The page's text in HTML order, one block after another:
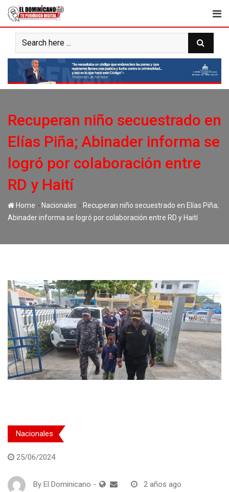
Skip
content
Recuperan niño secuestrado en
Elías Piña; Abinader informa se
logró por colaboración entre
RD y Haití
Home - Nacionales - Recuperan niño secuestrado en Elías Piña;
Abinader informa se logró por colaboración entre RD y Haití
Nacionales
25/06/2024
By El Dominicano - 2 años ago